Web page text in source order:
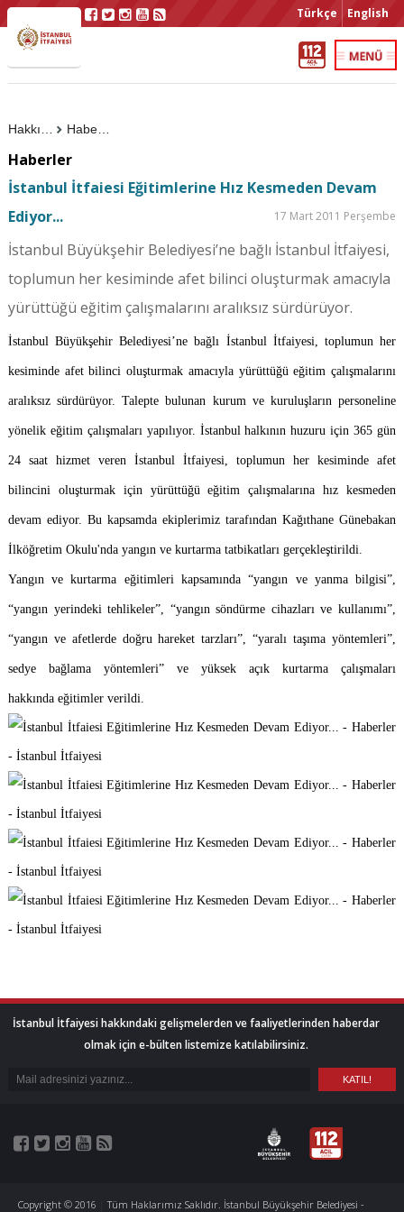
Türkçe English
Haberler
Haberler
İstanbul İtfaiesi Eğitimlerine Hız Kesmeden Devam
Ediyor...
17 Mart 2011 Perşembe
İstanbul Büyükşehir Belediyesi’ne bağlı İstanbul İtfaiyesi,
toplumun her kesiminde afet bilinci oluşturmak amacıyla
yürüttüğü eğitim çalışmalarını aralıksız sürdürüyor.
İstanbul Büyükşehir Belediyesi’ne bağlı İstanbul İtfaiyesi, toplumun her
kesiminde afet bilinci oluşturmak amacıyla yürüttüğü eğitim çalışmalarını
aralıksız sürdürüyor. Talepte bulunan kurum ve kuruluşların personeline
yönelik eğitim çalışmaları yapılıyor. İstanbul halkının huzuru için 365 gün
24 saat hizmet veren İstanbul İtfaiyesi, toplumun her kesiminde afet
bilincini oluşturmak için yürüttüğü eğitim çalışmalarına hız kesmeden
devam ediyor. Bu kapsamda ekiplerimiz tarafından Kağıthane Günebakan
İlköğretim Okulu'nda yangın ve kurtarma tatbikatları gerçekleştirildi.
Yangın ve kurtarma eğitimleri kapsamında “yangın ve yanma bilgisi”,
“yangın yerindeki tehlikeler”, “yangın söndürme cihazları ve kullanımı”,
“yangın ve afetlerde doğru hareket tarzları”, “yaralı taşıma yöntemleri”,
sedye bağlama yöntemleri” ve yüksek açık kurtarma çalışmaları
hakkında eğitimler verildi.
İstanbul İtfaiyesi hakkındaki gelişmelerden ve faaliyetlerinden haberdar
olmak için e-bülten listemize katılabilirsiniz.
Copyright © 2016 Tüm Haklarımız Saklıdır. İstanbul Büyükşehir Belediyesi -